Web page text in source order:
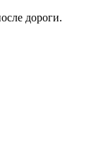
дороги.